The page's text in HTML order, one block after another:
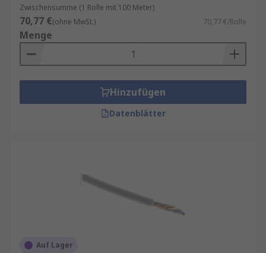
Zwischensumme (1 Rolle mit 100 Meter)
70,77 €(ohne MwSt.) 70,77 €/Rolle
Menge
Hinzufügen
Datenblätter
Auf Lager